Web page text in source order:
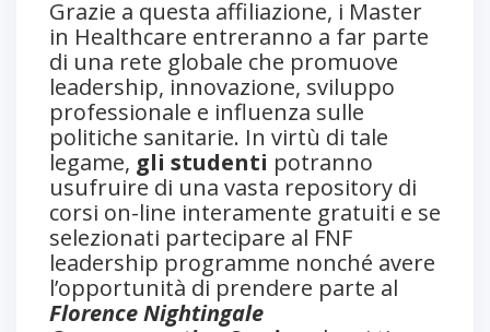
Grazie a questa affiliazione, i Master
in Healthcare entreranno a far parte
di una rete globale che promuove
leadership, innovazione, sviluppo
professionale e influenza sulle
politiche sanitarie. In virtù di tale
legame, gli studenti potranno
usufruire di una vasta repository di
corsi on-line interamente gratuiti e se
selezionati partecipare al FNF
leadership programme nonché avere
l’opportunità di prendere parte al
Florence Nightingale